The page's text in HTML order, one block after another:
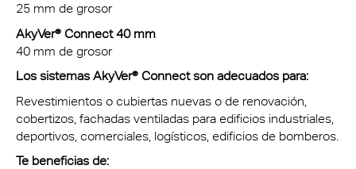
25 mm de grosor
AkyVer® Connect 40 mm
40 mm de grosor
Los sistemas AkyVer® Connect son adecuados para:
Revestimientos o cubiertas nuevas o de renovación,
cobertizos, fachadas ventiladas para edificios industriales,
deportivos, comerciales, logísticos, edificios de bomberos.
Te beneficias de: